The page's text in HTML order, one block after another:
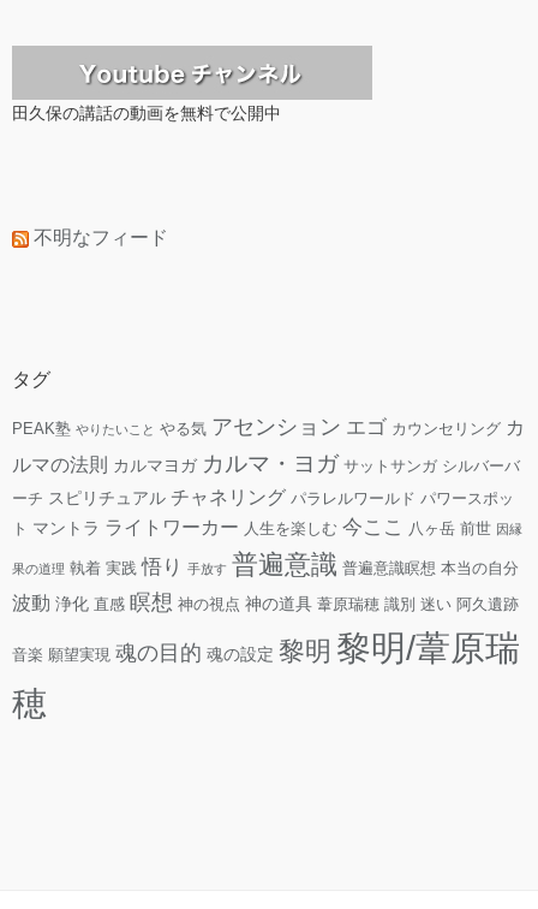
田久保の講話の動画を無料で公開中
不明なフィード
タグ
PEAK塾 やりたいこと やる気 アセンション エゴ カウンセリング カ
ルマの法則 カルマヨガ カルマ・ヨガ サットサンガ シルバーバ
ーチ スピリチュアル チャネリング パラレルワールド パワースポッ
ト マントラ ライトワーカー 人生を楽しむ 今ここ 八ヶ岳 前世 因縁
果の道理 執着 実践 悟り 手放す 普遍意識 普遍意識瞑想 本当の自分
波動 浄化 直感 瞑想 神の視点 神の道具 葦原瑞穂 識別 迷い 阿久遺跡
音楽 願望実現 魂の目的 魂の設定 黎明 黎明/葦原瑞
穂